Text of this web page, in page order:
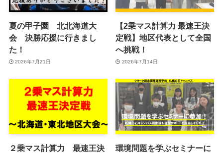
夏の甲子園 北北海道大
会 決勝応援に行きまし
た！
2026年7月21日
【2乗マス計算力 最速王決
定戦】地区代表として全国
へ挑戦！
2026年7月14日
２乗マス計算力 最速王決
環境問題を学ぶセミナーに